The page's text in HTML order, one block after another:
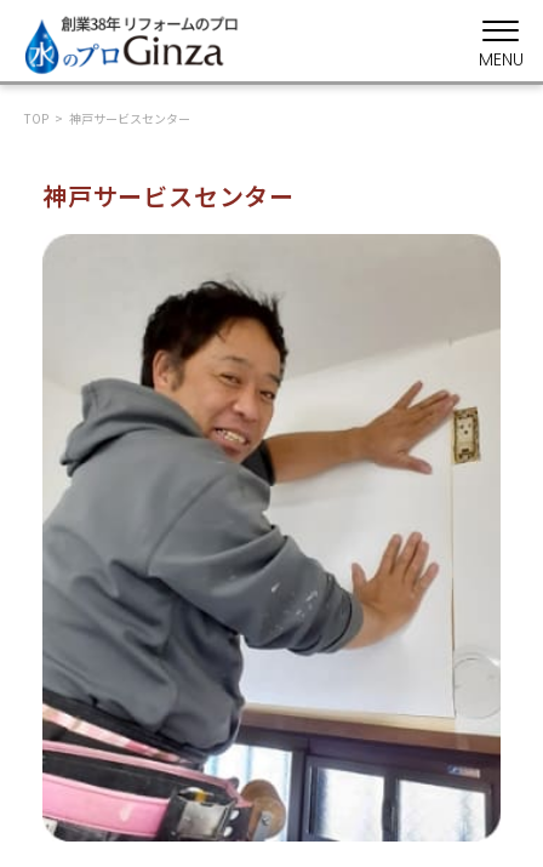
MENU
TOP 神戸サービスセンター
神戸サービスセンター